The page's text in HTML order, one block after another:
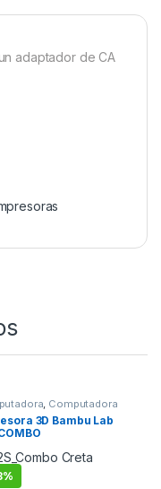
adaptador de CA
, Computadora
Computadoras
,Impresión
,Impresoras
3D Bambu Lab